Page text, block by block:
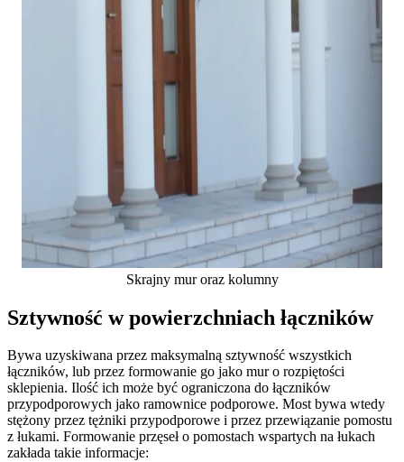
Skrajny mur oraz kolumny
Sztywność w powierzchniach łączników
Bywa uzyskiwana przez maksymalną sztywność wszystkich
łączników, lub przez formowanie go jako mur o rozpiętości
sklepienia. Ilość ich może być ograniczona do łączników
przypodporowych jako ramownice podporowe. Most bywa wtedy
stężony przez tężniki przypodporowe i przez przewiązanie pomostu
z łukami. Formowanie przęseł o pomostach wspartych na łukach
zakłada takie informacje: